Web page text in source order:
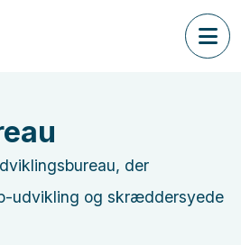
der
udvikling og skræddersyede